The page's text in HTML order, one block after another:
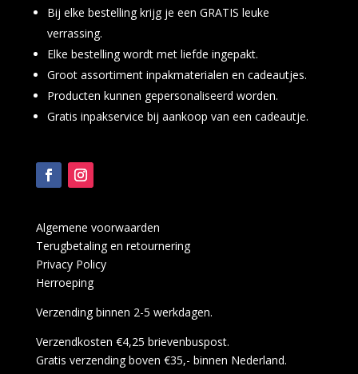
Bij elke bestelling krijg je een GRATIS leuke
verrassing.
Elke bestelling wordt met liefde ingepakt.
Groot assortiment inpakmaterialen en cadeautjes.
Producten kunnen gepersonaliseerd worden.
Gratis inpakservice bij aankoop van een cadeautje.
Algemene voorwaarden
Terugbetaling en retournering
Privacy Policy
Herroeping
Verzending binnen 2-5 werkdagen.
Verzendkosten €4,25 brievenbuspost.
Gratis verzending boven €35,- binnen Nederland.